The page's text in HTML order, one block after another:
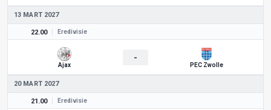
13 MART 2027
22.00 Eredivisie
Ajax
-
PEC Zwolle
20 MART 2027
21.00 Eredivisie